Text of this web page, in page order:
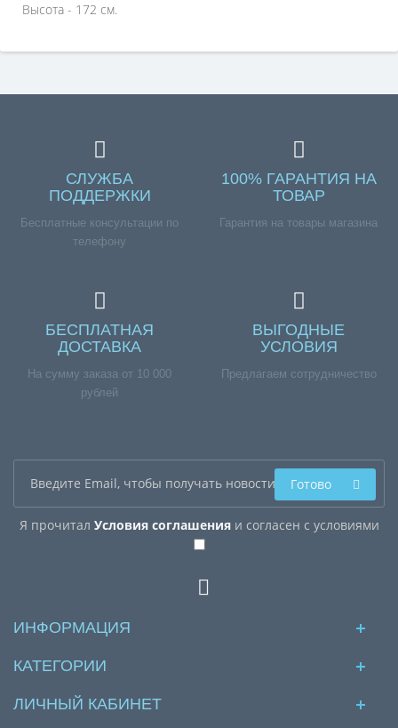
Высота - 172 см.
СЛУЖБА
ПОДДЕРЖКИ
Бесплатные консультации по
телефону
100% ГАРАНТИЯ НА
ТОВАР
Гарантия на товары магазина
БЕСПЛАТНАЯ
ДОСТАВКА
На сумму заказа от 10 000
рублей
ВЫГОДНЫЕ
УСЛОВИЯ
Предлагаем сотрудничество
Я прочитал Условия соглашенияи согласен с условиями
Готово
ИНФОРМАЦИЯ
КАТЕГОРИИ
ЛИЧНЫЙ КАБИНЕТ